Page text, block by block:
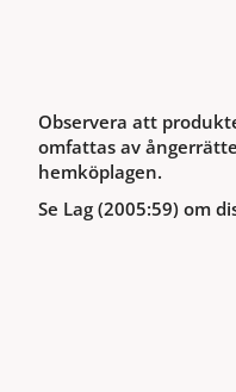
Observera att
omfattas av
hemköplagen.
Se Lag (2005:59) om